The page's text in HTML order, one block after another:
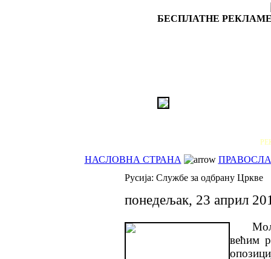
БЕСПЛАТНЕ
НАСЛОВНА СТРАНА
Русија: Службе за одбрану Цркве
понедељак, 23 април
већим